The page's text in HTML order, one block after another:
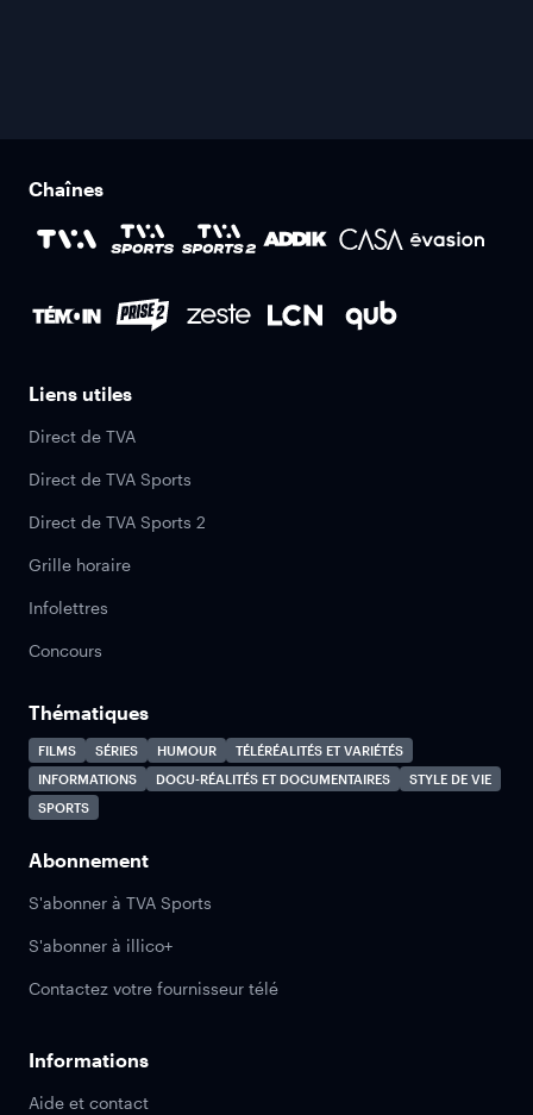
Chaînes
Liens utiles
Direct de TVA
Direct de TVA Sports
Direct de TVA Sports 2
Grille horaire
Infolettres
Concours
Thématiques
FILMS SÉRIES HUMOUR
TÉLÉRÉALITÉS ET VARIÉTÉS
INFORMATIONS
DOCU-RÉALITÉS ET DOCUMENTAIRES
STYLE DE VIE
SPORTS
Abonnement
S'abonner à TVA Sports
S'abonner à illico+
Contactez votre fournisseur télé
Informations
Aide et contact